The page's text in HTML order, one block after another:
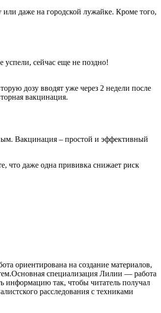
или даже на городской лужайке. Кроме того,
успели, сейчас еще не поздно!
дозу вводят уже через 2 недели после
вакцинация.
Вакцинация – простой и эффективный
что даже одна прививка снижает риск
ориентирована на создание материалов,
специализация Лилии — работа
информацию так, чтобы читатель получал
расследования с техниками